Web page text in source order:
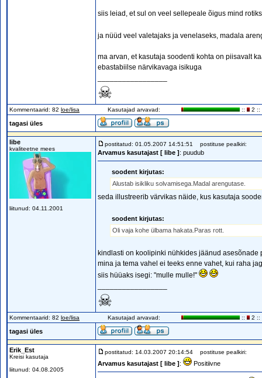
siis leiad, et sul on veel sellepeale õigus mind
ja nüüd veel valetajaks ja venelaseks, madala
ma arvan, et kasutaja soodenti kohta on piisavalt
ebastabiilse närvikavaga isikuga
☠
Kommentaarid: 82 loe/lisa Kasutajad arvavad: :: 2 ::
tagasi üles
libe
kvaliteetne mees
liitunud: 04.11.2001
postitatud: 01.05.2007 14:51:51 postituse pealkiri:
Arvamus kasutajast [ libe ]: puudub
soodent kirjutas:
Alustab isikliku solvamisega.Madal arengutase.
seda illustreerib värvikas näide, kus kasutaja
soodent kirjutas:
Oli vaja kohe ülbama hakata.Paras rott.
kindlasti on koolipinki nühkides jäänud asesõnade
mina ja tema vahel ei teeks enne vahet, kui raha
siis hüüaks isegi: "mulle mulle!"
☠
Kommentaarid: 82 loe/lisa Kasutajad arvavad: :: 2 ::
tagasi üles
Erik_Est
Kreisi kasutaja
liitunud: 04.08.2005
postitatud: 14.03.2007 20:14:54 postituse pealkiri:
Arvamus kasutajast [ libe ]: Positiivne